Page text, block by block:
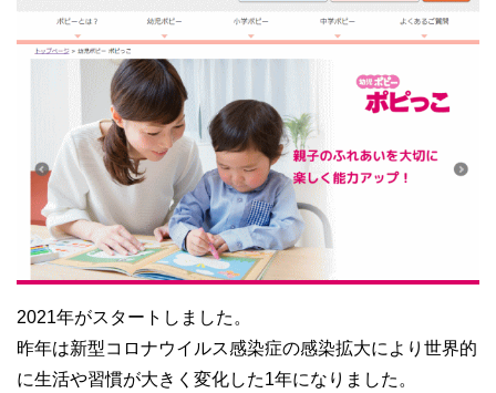
2021年がスタートしました。
昨年は新型コロナウイルス感染症の感染拡大により世界的
に生活や習慣が大きく変化した1年になりました。